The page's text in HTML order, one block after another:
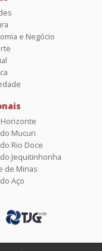
e Negócio
Mucuri
Rio Doce
Jequitinhonha
de Minas
Aço